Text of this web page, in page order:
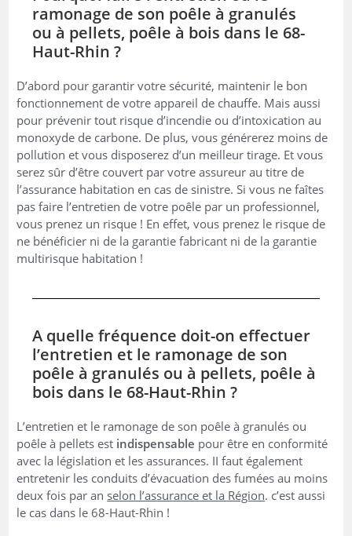
ramonage de son poêle à granulés
ou à pellets, poêle à bois dans le 68-
Haut-Rhin ?
D’abord pour garantir votre sécurité, maintenir le bon
fonctionnement de votre appareil de chauffe. Mais aussi
pour prévenir tout risque d’incendie ou d’intoxication au
monoxyde de carbone. De plus, vous générerez moins de
pollution et vous disposerez d’un meilleur tirage. Et vous
serez sûr d’être couvert par votre assureur au titre de
l’assurance habitation en cas de sinistre. Si vous ne faîtes
pas faire l’entretien de votre poêle par un professionnel,
vous prenez un risque ! En effet, vous prenez le risque de
ne bénéficier ni de la garantie fabricant ni de la garantie
multirisque habitation !
A quelle fréquence doit-on effectuer
l’entretien et le ramonage de son
poêle à granulés ou à pellets, poêle à
bois dans le 68-Haut-Rhin ?
L’entretien et le ramonage de son poêle à granulés ou
poêle à pellets est indispensable pour être en conformité
avec la législation et les assurances. II faut également
entretenir les conduits d’évacuation des fumées au moins
deux fois par an selon l’assurance et la Région. c’est aussi
le cas dans le 68-Haut-Rhin !